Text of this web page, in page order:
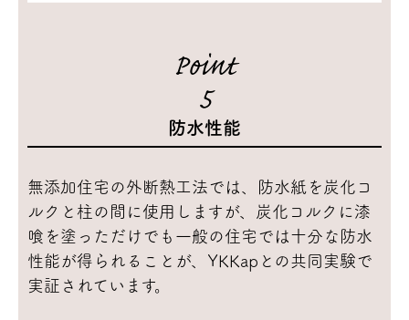
Point
5
防水性能
無添加住宅の外断熱工法では、防水紙を炭化コ
ルクと柱の間に使用しますが、炭化コルクに漆
喰を塗っただけでも一般の住宅では十分な防水
性能が得られることが、YKKapとの共同実験で
実証されています。